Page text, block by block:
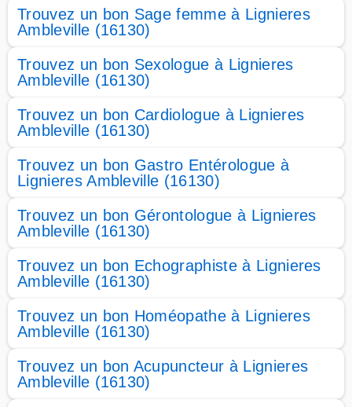
Trouvez un bon Sage femme à Lignieres
Ambleville (16130)
Trouvez un bon Sexologue à Lignieres
Ambleville (16130)
Trouvez un bon Cardiologue à Lignieres
Ambleville (16130)
Trouvez un bon Gastro Entérologue à
Lignieres Ambleville (16130)
Trouvez un bon Gérontologue à Lignieres
Ambleville (16130)
Trouvez un bon Echographiste à Lignieres
Ambleville (16130)
Trouvez un bon Homéopathe à Lignieres
Ambleville (16130)
Trouvez un bon Acupuncteur à Lignieres
Ambleville (16130)